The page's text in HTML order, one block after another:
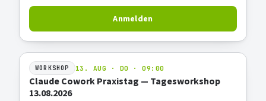
Anmelden
WORKSHOP 13. AUG · DO · 09:00
Claude Cowork Praxistag — Tagesworkshop
13.08.2026